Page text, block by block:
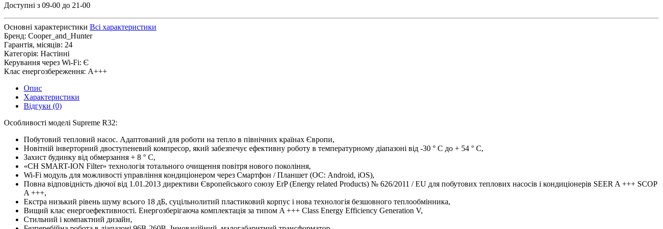
Доступні з 09-00 до 21-00
Основні характеристики Всі характеристики
Бренд: Cooper_and_Hunter
Гарантія, місяців: 24
Категорія: Настінні
Керування через Wi-Fi: Є
Клас енергозбереження: A+++
Опис
Характеристики
Відгуки (0)
Особливості моделі Supreme R32:
Побутовий тепловий насос. Адаптований для роботи на тепло в північних країнах Європи,
Новітній інверторний двоступеневий компресор, який забезпечує ефективну роботу в температурному діапазоні від -30 ° С до + 54 ° C,
Захист будинку від обмерзання + 8 ° C,
«CH SMART-ION Filter» технологія тотального очищення повітря нового покоління,
Wi-Fi модуль для можливості управління кондиціонером через Смартфон / Планшет (ОС: Android, iOS),
Повна відповідність діючої від 1.01.2013 директиви Європейського союзу ErP (Energy related Products) № 626/2011 / EU для побутових теплових насосів і кондиціонерів SEER A +++ SCOP
A +++,
Екстра низький рівень шуму всього 18 дБ, суцільнолитий пластиковий корпус і нова технологія безшовного теплообмінника,
Вищий клас енергоефективності. Енергозберігаюча комплектація за типом A +++ Class Energy Efficiency Generation V,
Стильний і компактний дизайн,